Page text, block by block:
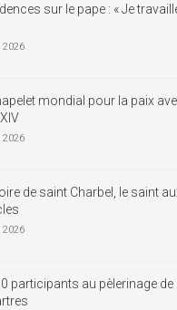
sur le pape : « Je
2026
mondial pour la paix
2026
de saint Charbel, le saint
participants au pèlerinage de